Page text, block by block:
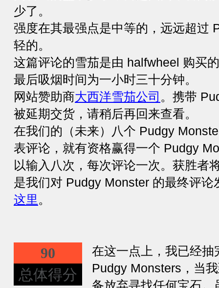
少了。
强度在其最强点是中等的，远远超过
轻的。
这篇评论的雪茄是由 halfwheel 购买
最后吸烟时间为一小时三十分钟。
网站赞助商大西洋雪茄公司 。携带
被延期交货，请稍后再回来查看。
在我们的（未来）八个 Pudgy
表评论，就有资格赢得一个 Pudgy
以输入八次，每次评论一次。获胜者
是我们对 Pudgy Monster 的最终评
这里。
90
总体得分
在这一点上，我已经抽
Pudgy Monsters，当
备放弃寻找任何宝石